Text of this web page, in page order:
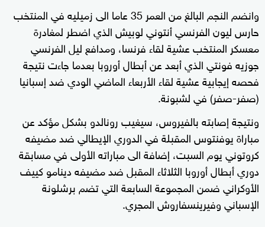
وانضم النجم البالغ من العمر 35 عاما الى زميليه في المنتخب
حارس ليون الفرنسي أنتوني لوبيش الذي اضطر لمغادرة
معسكر المنتخب عشية لقاء فرنسا، ومدافع ليل الفرنسي
جوزيه فونتي الذي أبعد عن أبطال أوروبا بعدما جاءت نتيجة
فحصه إيجابية عشية لقاء الأربعاء الماضي الودي ضد إسبانيا
(صفر-صفر) في لشبونة.
ونتيجة إصابته بالفيروس، سيغيب رونالدو بشكل مؤكد عن
مباراة يوفنتوس المقبلة في الدوري الإيطالي ضد مضيفه
كروتوني يوم السبت، إضافة الى مباراته الأولى في مسابقة
دوري أبطال أوروبا الثلاثاء المقبل ضد مضيفه دينامو كييف
الأوكراني ضمن المجموعة السابعة التي تضم برشلونة
الإسباني وفيرينسفاروش المجري.